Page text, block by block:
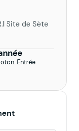
Site de Sète
Entrée